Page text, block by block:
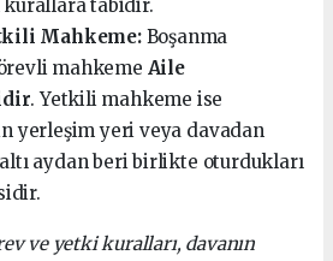
kurallara tabidir.
Mahkeme:Boşanma
mahkeme Aile
. Yetkili mahkeme ise
yerleşim yeri veya davadan
aydan beri birlikte oturdukları
ve yetki kuralları, davanın